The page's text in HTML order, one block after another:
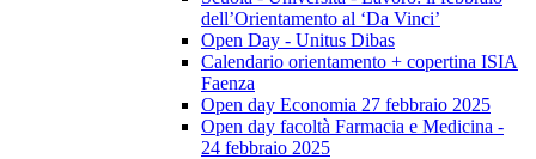
dell’Orientamento al ‘Da Vinci’
Open Day - Unitus Dibas
Calendario orientamento + copertina ISIA
Faenza
Open day Economia 27 febbraio 2025
Open day facoltà Farmacia e Medicina -
24 febbraio 2025